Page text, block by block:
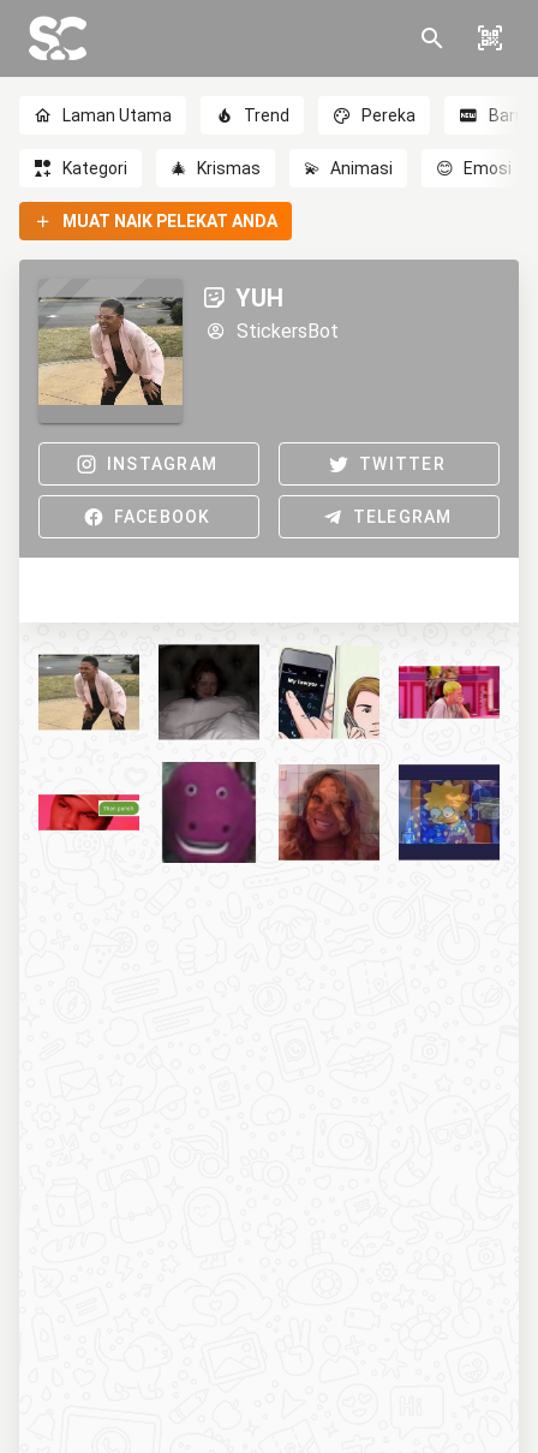
Laman Utama Trend Pereka Baru
Kategori 🎄 Krismas 💫 Animasi 😊 Emosi
MUAT NAIK PELEKAT ANDA
YUH
StickersBot
INSTAGRAM TWITTER
FACEBOOK TELEGRAM